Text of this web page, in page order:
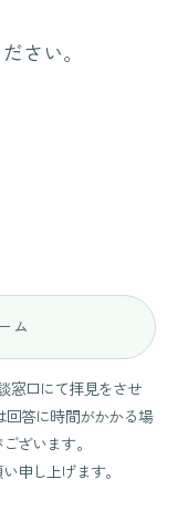
さい。
ム
窓口にて拝見をさせ
回答に時間がかかる場
ざいます。
申し上げます。